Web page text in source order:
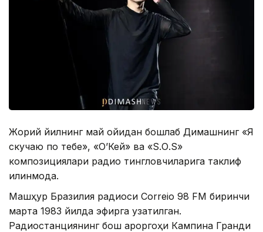
Жорий йилнинг май ойидан бошлаб Димашнинг «Я
скучаю по тебе», «О’Кей» ва «S.О.S»
композициялари радио тингловчиларига таклиф
қилинмоқда.
Машҳур Бразилия радиоси Cоrrеiо 98 FМ биринчи
марта 1983 йилда эфирга узатилган.
Радиостанциянинг бош қароргоҳи Кампина Гранди